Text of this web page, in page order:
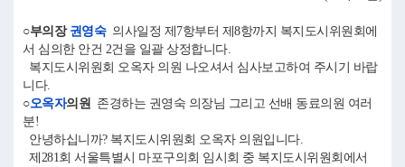
○부의장 권영숙의사일정 제7항부터 제8항까지 복지도시위원회에
서 심의한 안건 2건을 일괄 상정합니다.
복지도시위원회 오옥자 의원 나오셔서 심사보고하여 주시기 바랍
니다.
○오옥자의원 존경하는 권영숙 의장님 그리고 선배 동료의원 여러
분!
안녕하십니까? 복지도시위원회 오옥자 의원입니다.
제281회 서울특별시 마포구의회 임시회 중 복지도시위원회에서